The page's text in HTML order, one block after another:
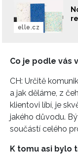
INFORMACE
elle.cz
Co je podle vás
CH: Určitě
a jak děláme, z
klientovi líbí, je
jakého důvodu.
součástí celého
K tomu asi bylo